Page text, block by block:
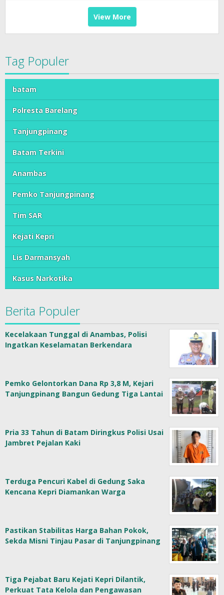
View More
Tag Populer
batam
Polresta Barelang
Tanjungpinang
Batam Terkini
Anambas
Pemko Tanjungpinang
Tim SAR
Kejati Kepri
Lis Darmansyah
Kasus Narkotika
Berita Populer
Kecelakaan Tunggal di Anambas, Polisi
Ingatkan Keselamatan Berkendara
Pemko Gelontorkan Dana Rp 3,8 M, Kejari
Tanjungpinang Bangun Gedung Tiga Lantai
Pria 33 Tahun di Batam Diringkus Polisi Usai
Jambret Pejalan Kaki
Terduga Pencuri Kabel di Gedung Saka
Kencana Kepri Diamankan Warga
Pastikan Stabilitas Harga Bahan Pokok,
Sekda Misni Tinjau Pasar di Tanjungpinang
Tiga Pejabat Baru Kejati Kepri Dilantik,
Perkuat Tata Kelola dan Pengawasan